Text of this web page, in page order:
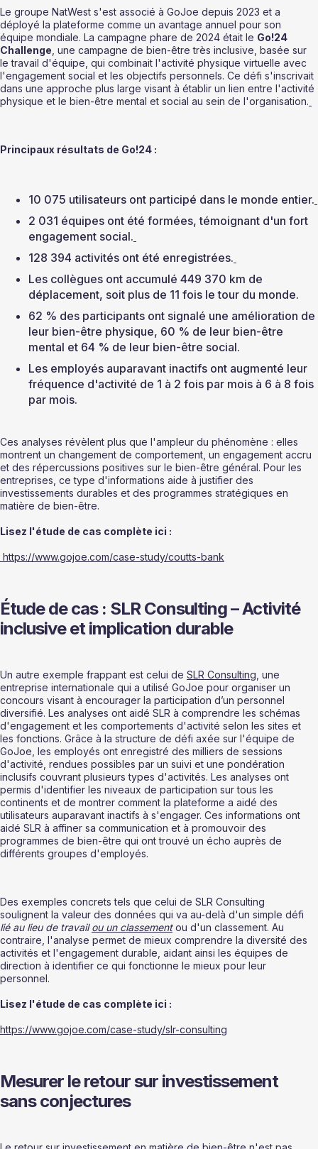
Le groupe NatWest s'est associé à GoJoe depuis 2023 et a
déployé la plateforme comme un avantage annuel pour son
équipe mondiale. La campagne phare de 2024 était le Go!24
Challenge , une campagne de bien-être très inclusive, basée sur
le travail d'équipe, qui combinait l'activité physique virtuelle avec
l'engagement social et les objectifs personnels. Ce défi s'inscrivait
dans une approche plus large visant à établir un lien entre l'activité
physique et le bien-être mental et social au sein de l'organisation.
Principaux résultats de Go!24 :
10 075 utilisateurs ont participé dans le monde entier.
2 031 équipes ont été formées, témoignant d'un fort
engagement social.
128 394 activités ont été enregistrées.
Les collègues ont accumulé 449 370 km de
déplacement, soit plus de 11 fois le tour du monde.
62 % des participants ont signalé une amélioration de
leur bien-être physique, 60 % de leur bien-être
mental et 64 % de leur bien-être social.
Les employés auparavant inactifs ont augmenté leur
fréquence d'activité de 1 à 2 fois par mois à 6 à 8 fois
par mois.
Ces analyses révèlent plus que l'ampleur du phénomène : elles
montrent un changement de comportement, un engagement accru
et des répercussions positives sur le bien-être général. Pour les
entreprises, ce type d'informations aide à justifier des
investissements durables et des programmes stratégiques en
matière de bien-être.
Lisez l'étude de cas complète ici :
https://www.gojoe.com/case-study/coutts-bank
Étude de cas : SLR Consulting – Activité
inclusive et implication durable
Un autre exemple frappant est celui de SLR Consulting , une
entreprise internationale qui a utilisé GoJoe pour organiser un
concours visant à encourager la participation d’un personnel
diversifié. Les analyses ont aidé SLR à comprendre les schémas
d'engagement et les comportements d'activité selon les sites et
les fonctions. Grâce à la structure de défi axée sur l'équipe de
GoJoe, les employés ont enregistré des milliers de sessions
d'activité, rendues possibles par un suivi et une pondération
inclusifs couvrant plusieurs types d'activités. Les analyses ont
permis d'identifier les niveaux de participation sur tous les
continents et de montrer comment la plateforme a aidé des
utilisateurs auparavant inactifs à s'engager. Ces informations ont
aidé SLR à affiner sa communication et à promouvoir des
programmes de bien-être qui ont trouvé un écho auprès de
différents groupes d'employés.
Des exemples concrets tels que celui de SLR Consulting
soulignent la valeur des données qui va au-delà d'un simple défi
lié au lieu de travail ou un classement ou d'un classement. Au
contraire, l'analyse permet de mieux comprendre la diversité des
activités et l'engagement durable, aidant ainsi les équipes de
direction à identifier ce qui fonctionne le mieux pour leur
personnel.
Lisez l'étude de cas complète ici :
https://www.gojoe.com/case-study/slr-consulting
Mesurer le retour sur investissement
sans conjectures